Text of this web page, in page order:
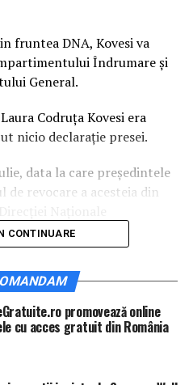
fruntea DNA, Kovesi va
Îndrumare şi
General.
Codruţa Kovesi era
nicio declaraţie presei.
data la care preşedintele
revocare a acesteia din
calitate de procuror al
fie încadrată începând cu 9
Ministerului Public a
CONTINUARE
promovează online
cu acces gratuit din România